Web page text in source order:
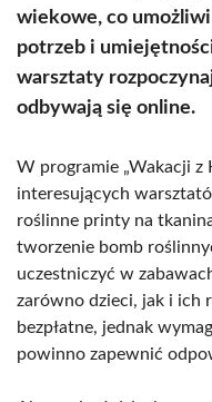
wiekowe, co
potrzeb i
warsztaty
odbywają się online.
W programie „Wakacji
interesujących
roślinne printy na
tworzenie bomb
uczestniczyć w
zarówno dzieci, jak i ich
bezpłatne, jednak
powinno zapewnić